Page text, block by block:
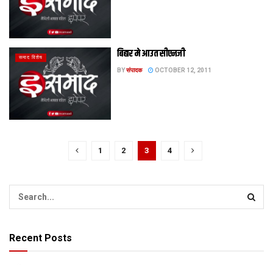
समाद विशेष बिहार मे आउत सीएनजी
BYसंपादक OCTOBER 12, 2011
1 2 3 4
Recent Posts